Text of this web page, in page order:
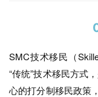
作
签
证
SMC技术移民（
“传统”技术移民方式
心的打分制移民政策